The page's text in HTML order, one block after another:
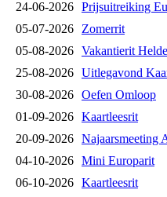
24-06-2026 Prijsuitreiking
05-07-2026
Zomerrit
05-08-2026 Vakantierit
25-08-2026 Uitlegavond
30-08-2026 Oefen Omloop
01-09-2026 Kaartleesrit
20-09-2026 Najaarsmeeting
04-10-2026 Mini Europarit
06-10-2026 Kaartleesrit